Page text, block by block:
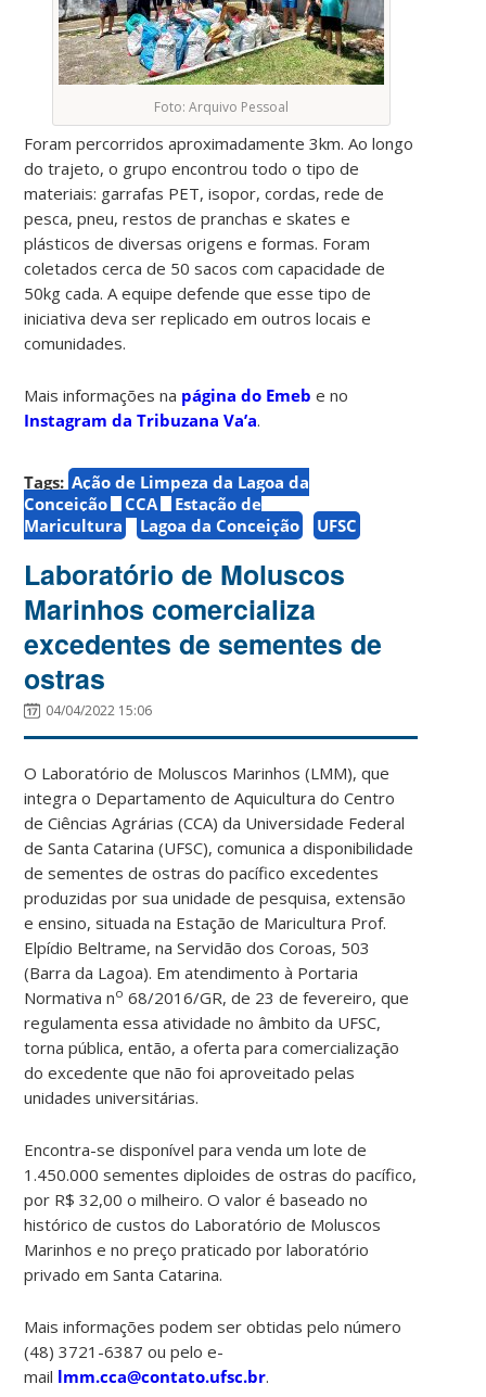
Foto: Arquivo Pessoal
Foram percorridos aproximadamente 3km. Ao longo
do trajeto, o grupo encontrou todo o tipo de
materiais: garrafas PET, isopor, cordas, rede de
pesca, pneu, restos de pranchas e skates e
plásticos de diversas origens e formas. Foram
coletados cerca de 50 sacos com capacidade de
50kg cada. A equipe defende que esse tipo de
iniciativa deva ser replicado em outros locais e
comunidades.
Mais informações na página do Emeb e no
Instagram da Tribuzana Va’a.
Tags: Ação de Limpeza da Lagoa da
Conceição
CCA
Estação de
Maricultura
Lagoa da Conceição UFSC
Laboratório de Moluscos
Marinhos comercializa
excedentes de sementes de
ostras
04/04/2022 15:06
O Laboratório de Moluscos Marinhos (LMM), que
integra o Departamento de Aquicultura do Centro
de Ciências Agrárias (CCA) da Universidade Federal
de Santa Catarina (UFSC), comunica a disponibilidade
de sementes de ostras do pacífico excedentes
produzidas por sua unidade de pesquisa, extensão
e ensino, situada na Estação de Maricultura Prof.
Elpídio Beltrame, na Servidão dos Coroas, 503
(Barra da Lagoa). Em atendimento à Portaria
Normativa no 68/2016/GR, de 23 de fevereiro, que
regulamenta essa atividade no âmbito da UFSC,
torna pública, então, a oferta para comercialização
do excedente que não foi aproveitado pelas
unidades universitárias.
Encontra-se disponível para venda um lote de
1.450.000 sementes diploides de ostras do pacífico,
por R$ 32,00 o milheiro. O valor é baseado no
histórico de custos do Laboratório de Moluscos
Marinhos e no preço praticado por laboratório
privado em Santa Catarina.
Mais informações podem ser obtidas pelo número
(48) 3721-6387 ou pelo e-
mail lmm.cca@contato.ufsc.br.